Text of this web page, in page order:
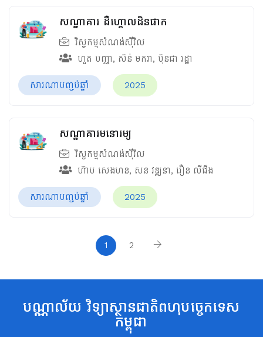
សណ្ឋាគារ ដឺហ្គោលដិនផាក
វិស្វកម្មសំណង់ស៊ីវិល
ហួត បញ្ញា, ស៊ន់ មករា, ប៊ុនជា រដ្ឋា
សារណាបញ្ចប់ឆ្នាំ 2025
សណ្ឋាគារមនោរម្យ
វិស្វកម្មសំណង់ស៊ីវិល
ហ៊ាប សេងហន, សន វឌ្ឍនា, រឿន លីជីង
សារណាបញ្ចប់ឆ្នាំ 2025
1 2
បណ្ណាល័យ វិទ្យាស្ថានជាតិពហុបច្ចេកទេស
កម្ពុជា